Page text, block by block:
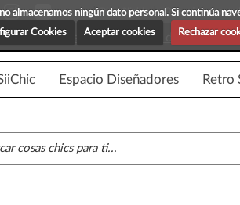
almacenamos ningún dato personal. Si continúa
Cookies
Aceptar cookies Rechazar
Blog Siichic ¡Descubre
android esta en fase beta, disponible en
Espacio Diseñadores Retro